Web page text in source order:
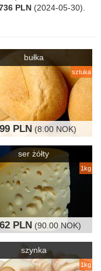
PLN (2024-05-30).
bułka
sztuka
PLN (8.00 NOK)
ser żółty
1kg
PLN (90.00 NOK)
szynka
1kg